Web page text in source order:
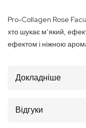
Pro-Collagen Rose
хто шукає мʼякий,
ефектом і ніжною
Докладніше
Відгуки